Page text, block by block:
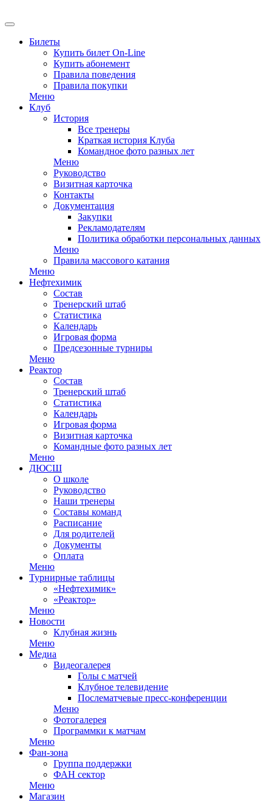
Билеты
Купить билет On-Line
Купить абонемент
Правила поведения
Правила покупки
Меню
Клуб
История
Все тренеры
Краткая история Клуба
Командное фото разных лет
Меню
Руководство
Визитная карточка
Контакты
Документация
Закупки
Рекламодателям
Политика обработки персональных данных
Меню
Правила массового катания
Меню
Нефтехимик
Состав
Тренерский штаб
Статистика
Календарь
Игровая форма
Предсезонные турниры
Меню
Реактор
Состав
Тренерский штаб
Статистика
Календарь
Игровая форма
Визитная карточка
Командные фото разных лет
Меню
ДЮСШ
О школе
Руководство
Наши тренеры
Составы команд
Расписание
Для родителей
Документы
Оплата
Меню
Турнирные таблицы
«Нефтехимик»
«Реактор»
Меню
Новости
Клубная жизнь
Меню
Медиа
Видеогалерея
Голы с матчей
Клубное телевидение
Послематчевые пресс-конференции
Меню
Фотогалерея
Программки к матчам
Меню
Фан-зона
Группа поддержки
ФАН сектор
Меню
Магазин